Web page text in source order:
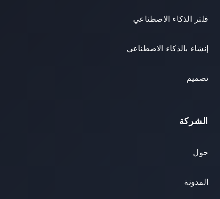
فلتر الذكاء الاصطناعي
إنشاء بالذكاء الاصطناعي
تصميم
الشركة
حول
المدونة